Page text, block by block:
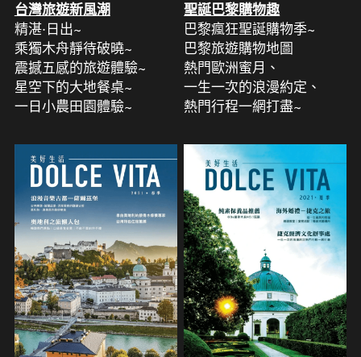
台灣旅遊新風潮
精湛·日出~
乘獨木舟靜待破曉~
震撼五感的旅遊體驗~
星空下的大地餐桌~
一日小農田園體驗~
聖誕巴黎購物趣
巴黎瘋狂聖誕購物季~
巴黎旅遊購物地圖
熱門歐洲蜜月、
一生一次的浪漫約定、
熱門行程一網打盡~